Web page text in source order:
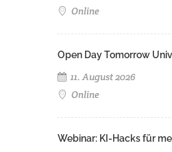
Online
Open Day Tomorrow
11. August 2026
Online
Webinar: KI-Hacks für